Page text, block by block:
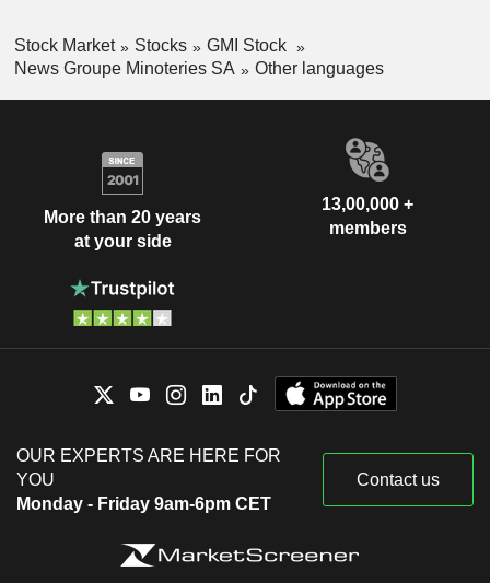
Stock Market Stocks
GMI Stock
News Groupe Minoteries SA
Other languages
More than 20 years
at your side
13,00,000 +
members
OUR EXPERTS ARE HERE FOR
YOU
Monday - Friday 9am-6pm CET
Contact us